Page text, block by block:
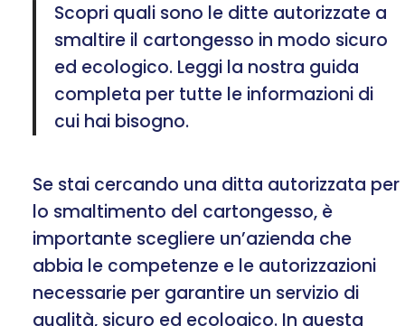
Scopri quali sono le ditte autorizzate a
smaltire il cartongesso in modo sicuro
ed ecologico. Leggi la nostra guida
completa per tutte le informazioni di
cui hai bisogno.
Se stai cercando una ditta autorizzata per
lo smaltimento del cartongesso, è
importante scegliere un’azienda che
abbia le competenze e le autorizzazioni
necessarie per garantire un servizio di
qualità, sicuro ed ecologico. In questa